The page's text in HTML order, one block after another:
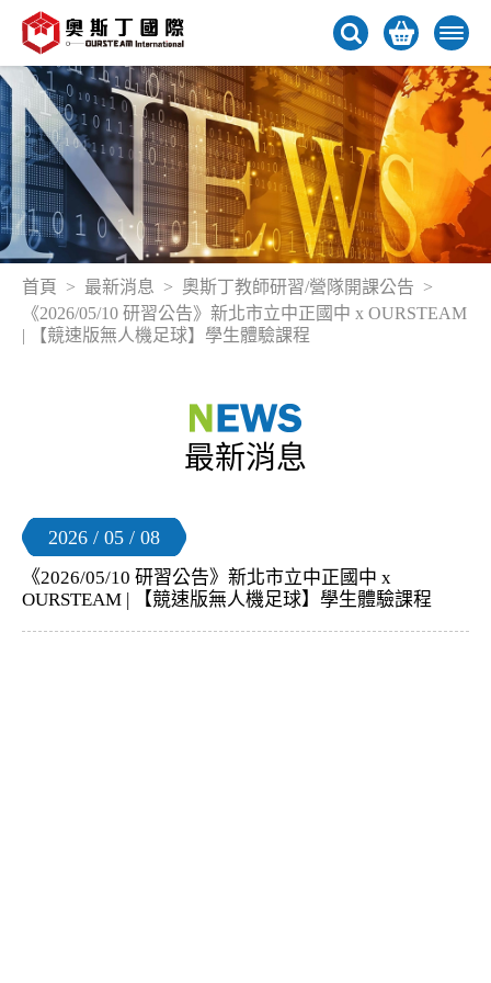
首頁 最新消息
奧斯丁教師研習/營隊開課公告
《2026/05/10 研習公告》新北市立中正國中 x OURSTEAM
| 【競速版無人機足球】學生體驗課程
最新消息
2026 / 05 / 08
《2026/05/10 研習公告》新北市立中正國中 x
OURSTEAM | 【競速版無人機足球】學生體驗課程